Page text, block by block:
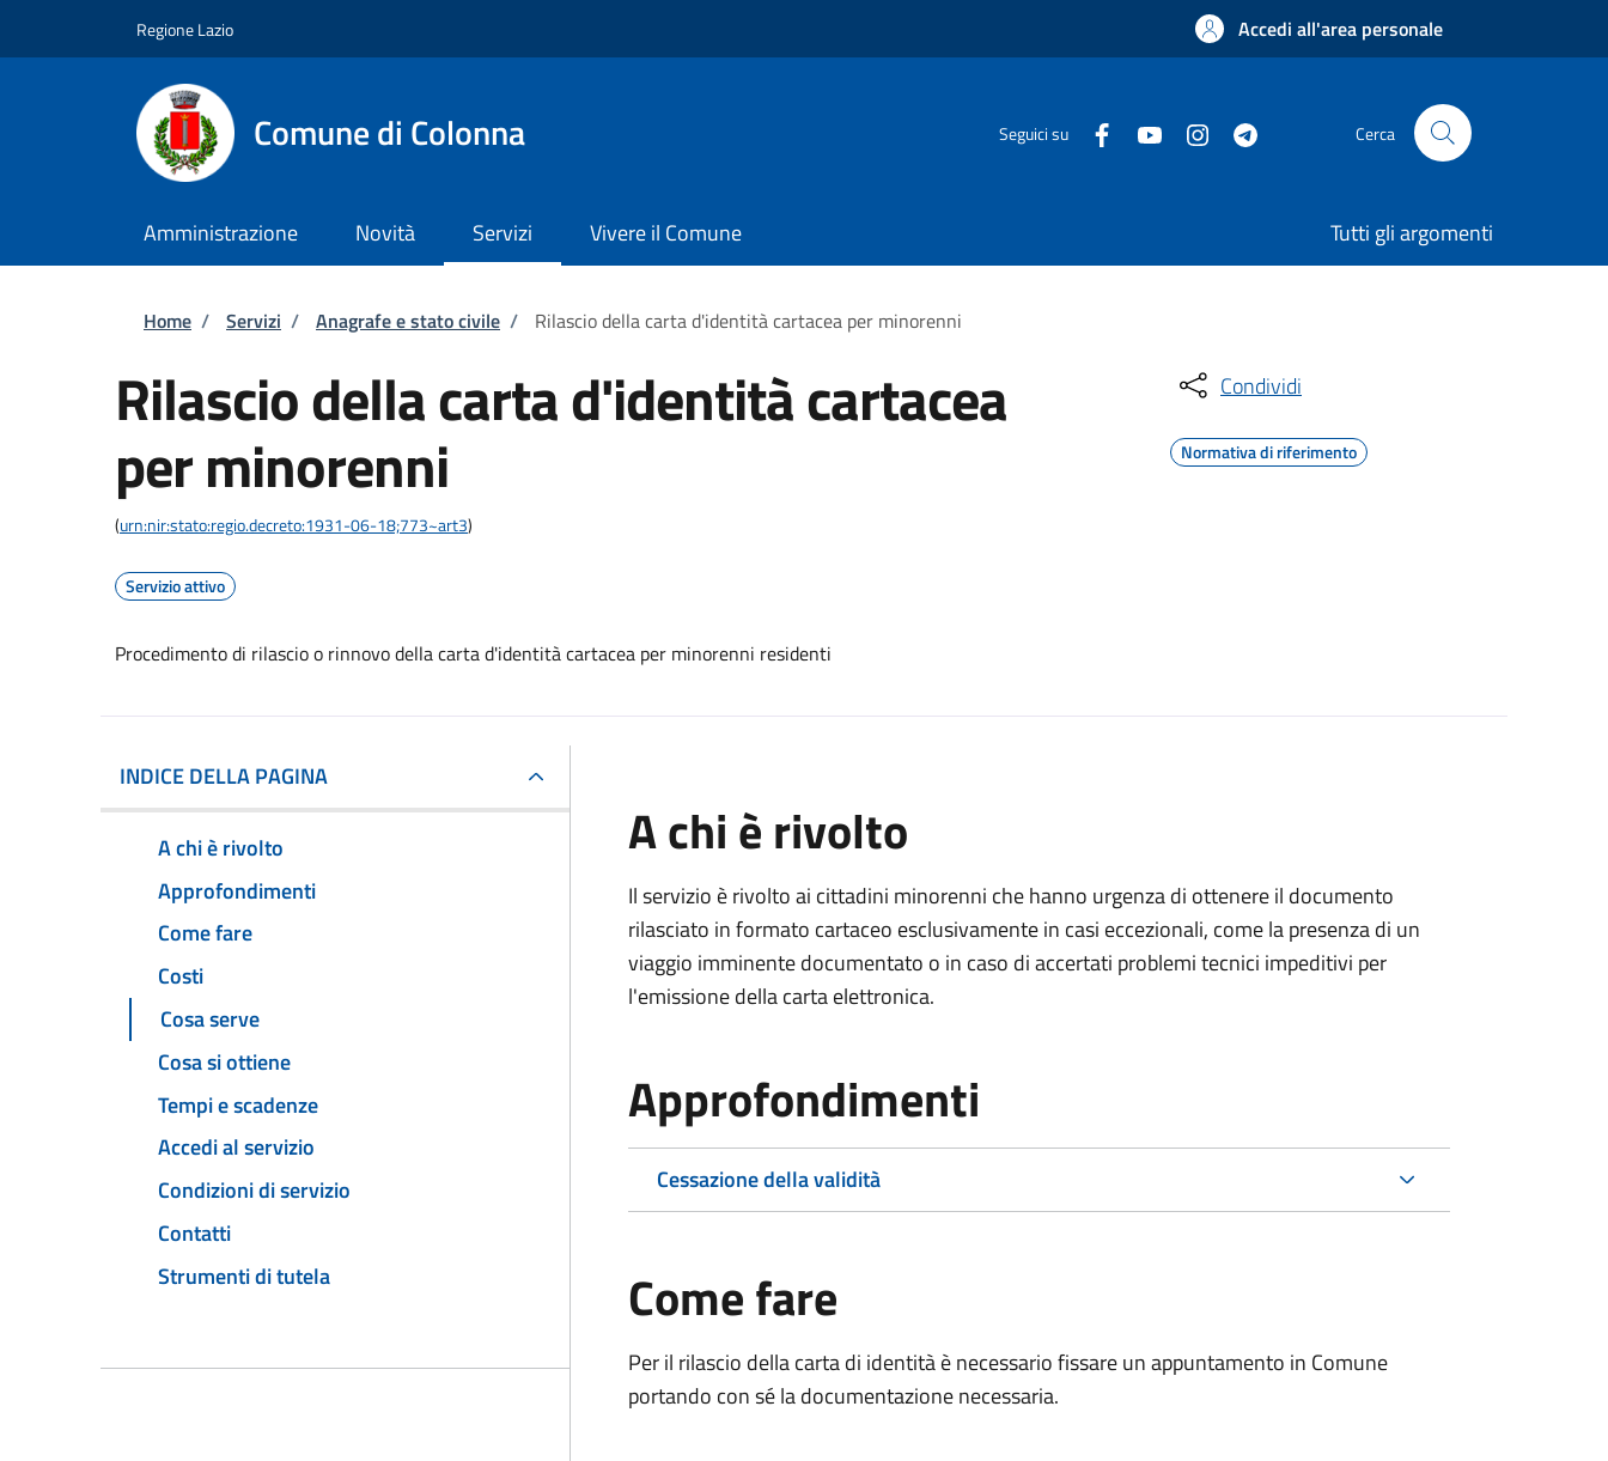
Regione Lazio Accedi all'area personale
Comune di Colonna Seguici su Cerca
Amministrazione Novità Servizi Vivere il Comune Tutti gli argomenti
Briciole di pane
Home / Servizi / Anagrafe e stato civile / Rilascio della carta d'identità cartacea per minorenni
Rilascio della carta d'identità cartacea
per minorenni
(urn:nir:stato:regio.decreto:1931-06-18;773~art3)
Servizio attivo
Procedimento di rilascio o rinnovo della carta d'identità cartacea per minorenni residenti
Condividi
Normativa di riferimento
INDICE DELLA PAGINA
A chi è rivolto
Approfondimenti
Come fare
Costi
Cosa serve
Cosa si ottiene
Tempi e scadenze
Accedi al servizio
Condizioni di servizio
Contatti
Strumenti di tutela
A chi è rivolto
Il servizio è rivolto ai cittadini minorenni che hanno urgenza di ottenere il documento
rilasciato in formato cartaceo esclusivamente in casi eccezionali, come la presenza di un
viaggio imminente documentato o in caso di accertati problemi tecnici impeditivi per
l'emissione della carta elettronica.
Approfondimenti
Cessazione della validità
Come fare
Per il rilascio della carta di identità è necessario fissare un appuntamento in Comune
portando con sé la documentazione necessaria.